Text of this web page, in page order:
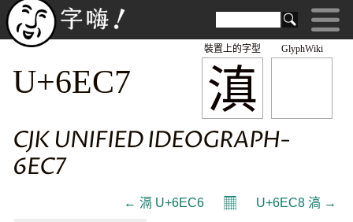
GlyphWiki
滇
裝置上的字型
U+6EC7
CJK UNIFIED IDEOGRAPH-
6EC7
← 滆 U+6EC6 𝄜 U+6EC8 滈 →